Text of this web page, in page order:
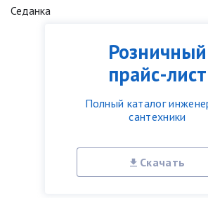
Розничный
прайс-лист
Полный каталог
сантехники
Скачать
Седанка